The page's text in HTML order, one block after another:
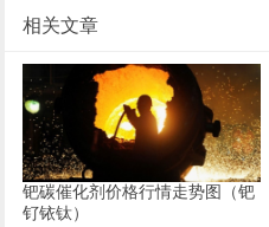
相关文章
钯碳催化剂价格行情走势图（钯
钌铱钛）